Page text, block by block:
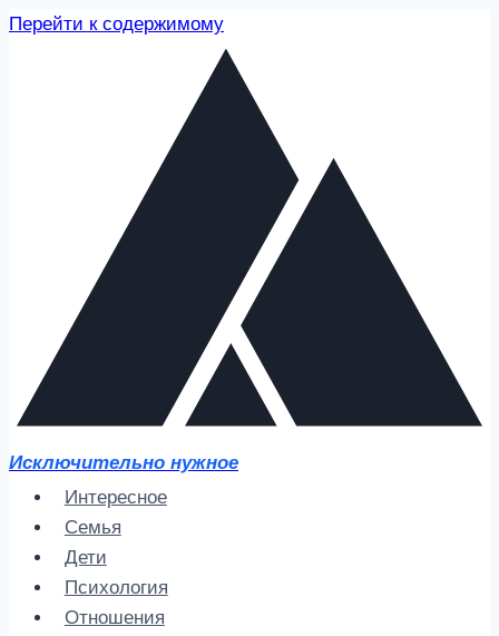
Перейти к содержимому
Исключительно нужное
Интересное
Семья
Дети
Психология
Отношения